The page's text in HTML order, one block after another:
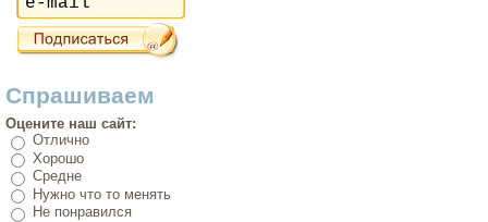
Спрашиваем
Оцените наш сайт:
Отлично
Хорошо
Средне
Нужно что то менять
Не понравился